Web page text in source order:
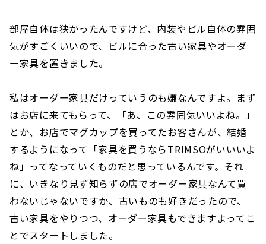
部屋自体は狭かったんですけど、内装やビル自体の雰囲
気がすごくいいので、ビルに合った古い家具やオーダ
ー家具を置きました。
私はオーダー家具だけっていうのも嫌なんですよ。まず
はお店に来てもらって、「あ、この雰囲気いいよね。」
とか、お店でマグカップを買ってたお客さんが、結婚
するようになって「家具を買うならTRIMSOがいいいよ
ね」ってなっていくものだと思っているんです。それ
に、いきなり見ず知らずの店でオーダー家具なんて買
わないじゃないですか、古いものも好きだったので、
古い家具をやりつつ、オーダー家具もできますよってこ
とでスタートしました。